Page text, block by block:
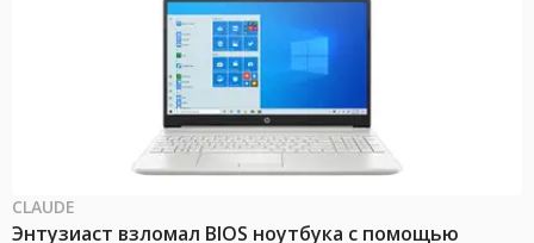
CLAUDE
Энтузиаст взломал BIOS ноутбука с помощью